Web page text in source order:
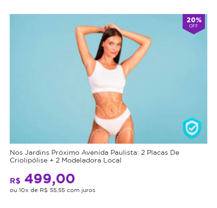
20%
OFF
Nos Jardins Próximo Avenida Paulista: 2 Placas De
Criolipólise + 2 Modeladora Local
R$ 499,00
ou 10x de R$ 55,55 com juros